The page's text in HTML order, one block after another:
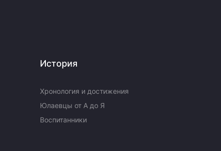
История
Хронология и достижения
Юлаевцы от А до Я
Воспитанники